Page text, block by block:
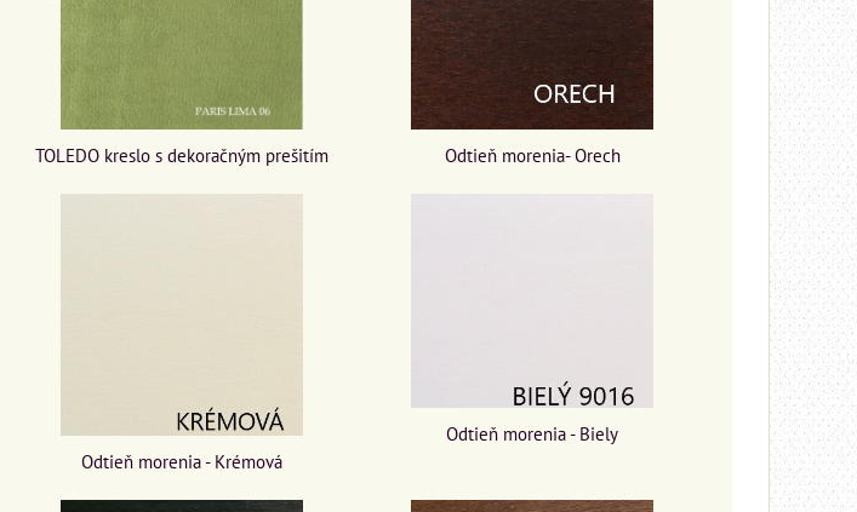
TOLEDO kreslo s dekoračným prešitím Odtieň morenia- Orech
Odtieň morenia - Krémová
Odtieň morenia - Biely